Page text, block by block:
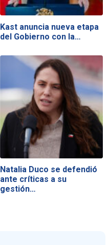
Kast anuncia nueva etapa
del Gobierno con la…
Natalia Duco se defendió
ante críticas a su
gestión…